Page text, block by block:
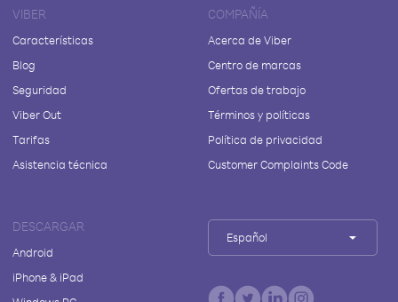
VIBER
Características
Blog
Seguridad
Viber Out
Tarifas
Asistencia técnica
COMPAÑÍA
Acerca de Viber
Centro de marcas
Ofertas de trabajo
Términos y políticas
Política de privacidad
Customer Complaints Code
DESCARGAR
Android
iPhone & iPad
Español